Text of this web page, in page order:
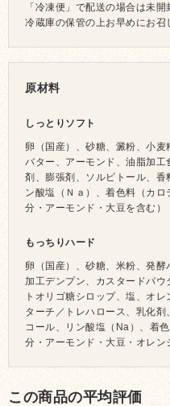
「冷凍便」で配送の場合は未
冷蔵庫の保管の上お早めにお召
原材料
しっとりソフト
卵（国産）、砂糖、澱粉、小麦
バター、アーモンド、油脂加
剤、膨張剤、ソルビトール、香
ン酸塩（Ｎａ）、着色料（カ
分・アーモンド・大豆を含む）
もっちりハード
卵（国産）、砂糖、米粉、発酵
加工デンプン、カスタードパ
トオリゴ糖シロップ、塩、オ
ターチ／トレハロース、乳化
コール、リン酸塩（Na）、着
分・アーモンド・大豆・オレン